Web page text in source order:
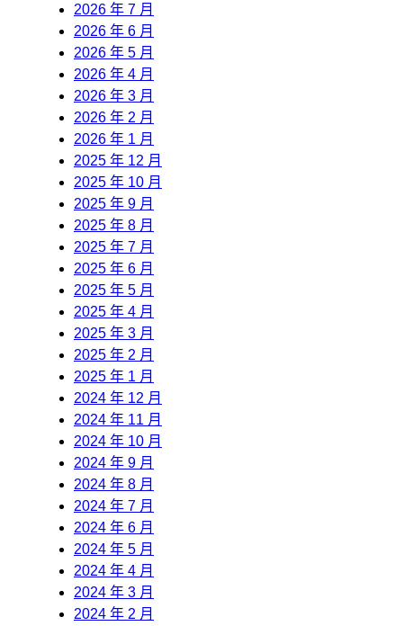
2026 年 7 月
2026 年 6 月
2026 年 5 月
2026 年 4 月
2026 年 3 月
2026 年 2 月
2026 年 1 月
2025 年 12 月
2025 年 10 月
2025 年 9 月
2025 年 8 月
2025 年 7 月
2025 年 6 月
2025 年 5 月
2025 年 4 月
2025 年 3 月
2025 年 2 月
2025 年 1 月
2024 年 12 月
2024 年 11 月
2024 年 10 月
2024 年 9 月
2024 年 8 月
2024 年 7 月
2024 年 6 月
2024 年 5 月
2024 年 4 月
2024 年 3 月
2024 年 2 月